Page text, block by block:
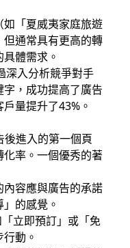
「夏威夷家庭旅遊
通常具有更高的轉
體需求。
深入分析競爭對手
，成功提高了廣告
量提升了43%。
後進入的第一個頁
率。一個優秀的著
內容應與廣告的承諾
的感覺。
「立即預訂」或「免
動。